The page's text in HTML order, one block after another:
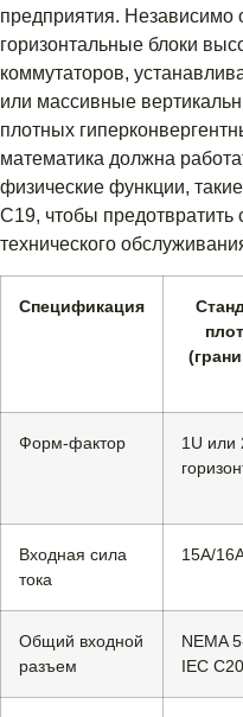
предприятия. Независимо
горизонтальные блоки
коммутаторов,
или массивные
плотных
математика должна
физические функции,
C19, чтобы
технического
Спецификация
Форм-фактор
1U или
Входная сила
тока
15А/
Общий входной
разъем
NEMA
IEC C20